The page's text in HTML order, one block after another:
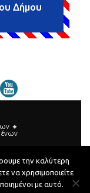
Δήμου
την καλύτερη
να χρησιμοποιείτε
με αυτό.